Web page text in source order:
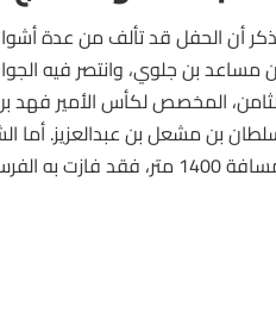
أن الحفل قد تألف من عدة
مساعد بن جلوي، وانتصر فيه
بن مشعل بن عبدالعزيز. أما
فازت به الفرس “سنافية” للشيخ عبدالله حمود المالك الصباح.